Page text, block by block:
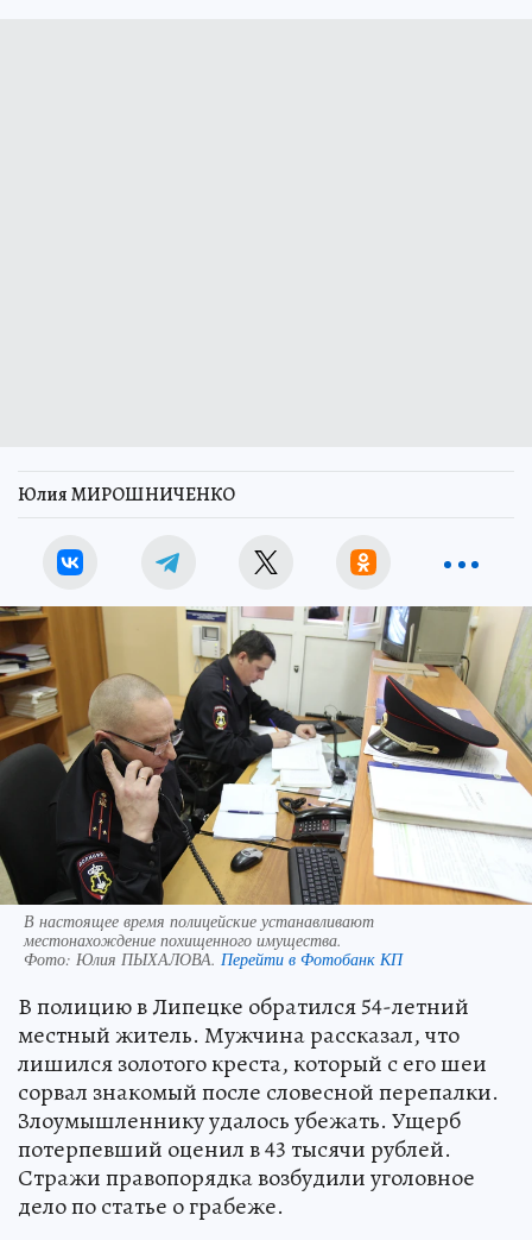
Юлия МИРОШНИЧЕНКО
В настоящее время полицейские устанавливают
местонахождение похищенного имущества.
Фото: Юлия ПЫХАЛОВА. Перейти в Фотобанк КП
В полицию в Липецке обратился 54-летний
местный житель. Мужчина рассказал, что
лишился золотого креста, который с его шеи
сорвал знакомый после словесной перепалки.
Злоумышленнику удалось убежать. Ущерб
потерпевший оценил в 43 тысячи рублей.
Стражи правопорядка возбудили уголовное
дело по статье о грабеже.